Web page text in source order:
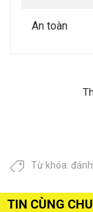
An toàn
Từ khóa:
TIN CÙNG